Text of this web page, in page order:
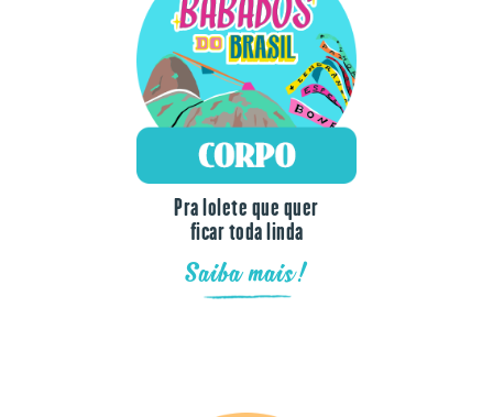
Pra lolete que quer
ficar toda linda
Saiba mais!